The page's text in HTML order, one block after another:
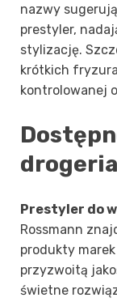
nazwy
prestyler,
stylizację.
krótkich
kontrolowanej
Prestyler do
Rossmann
produkty
przyzwoitą
świetne